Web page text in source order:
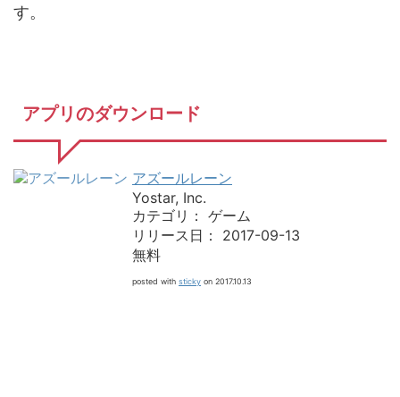
す。
アプリのダウンロード
アズールレーン
Yostar, Inc.
カテゴリ： ゲーム
リリース日： 2017-09-13
無料
posted with sticky on 2017.10.13